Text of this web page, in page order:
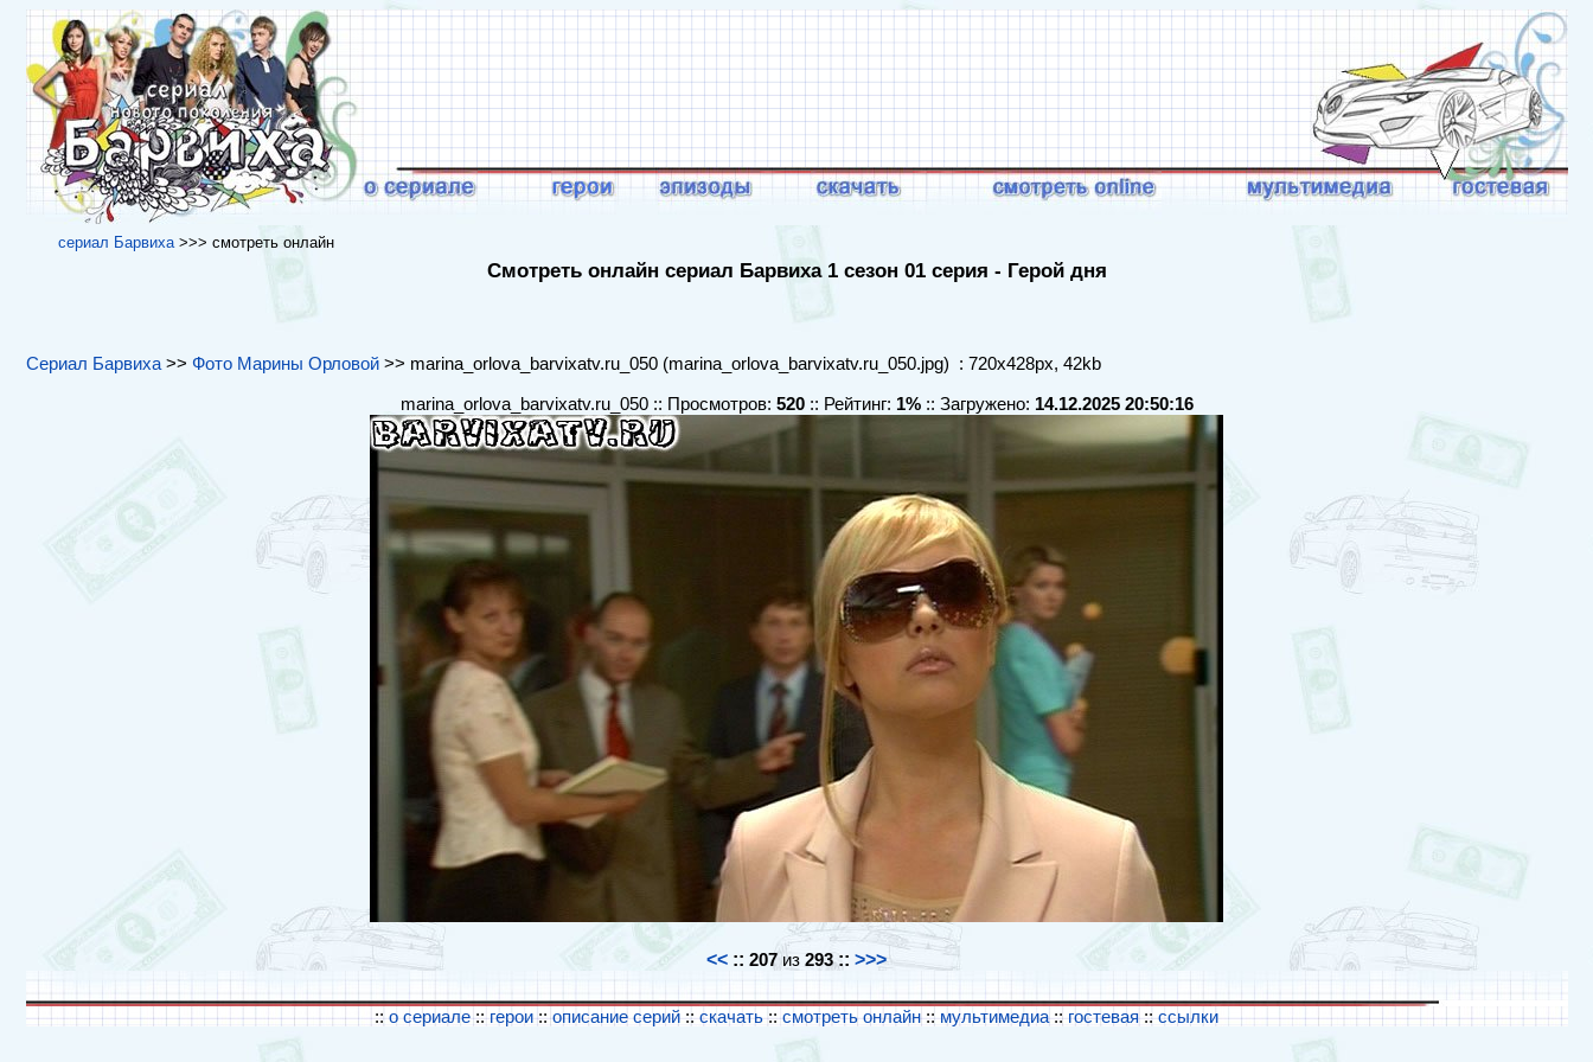
cериал Барвиха>>> cмотреть онлайн
Смотреть онлайн сериал Барвиха 1 сезон 01 серия - Герой дня
Сериал Барвиха>> Фото Марины Орловой>> marina_orlova_barvixatv.ru_050 (marina_orlova_barvixatv.ru_050.jpg) : 720x428px, 42kb
marina_orlova_barvixatv.ru_050 :: Просмотров: 520:: Рейтинг: 1%:: Загружено: 14.12.2025 20:50:16
<< :: 207из 293 :: >>>
::о сериале::герои::описание серий :: скачать::смотреть онлайн:: мультимедиа:: гостевая:: ссылки